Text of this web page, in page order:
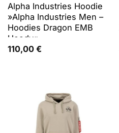
Alpha Industries Hoodie
»Alpha Industries Men –
Hoodies Dragon EMB
Hoody«
110,00 €